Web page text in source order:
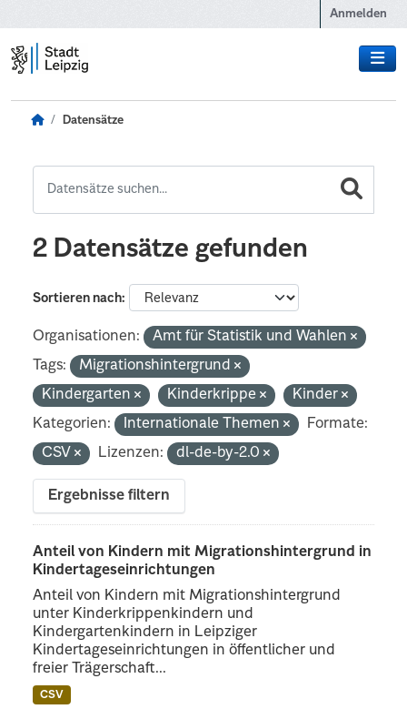
Anmelden
Datensätze
2 Datensätze gefunden
Sortieren nach
Organisationen:
Amt für Statistik und Wahlen
Tags:
Migrationshintergrund
Kindergarten
Kinderkrippe
Kinder
Kategorien:
Internationale Themen
Formate:
CSV
Lizenzen: dl-de-by-2.0
Ergebnisse filtern
Anteil von Kindern mit Migrationshintergrund in
Kindertageseinrichtungen
Anteil von Kindern mit Migrationshintergrund
unter Kinderkrippenkindern und
Kindergartenkindern in Leipziger
Kindertageseinrichtungen in öffentlicher und
freier Trägerschaft...
CSV